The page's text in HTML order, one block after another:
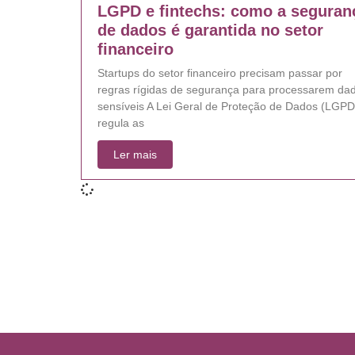
LGPD e fintechs: como a
de dados é garantida no setor
financeiro
Startups do setor financeiro precisam passar por
regras rígidas de segurança para processarem
sensíveis A Lei Geral de Proteção de Dados
regula as
Ler mais